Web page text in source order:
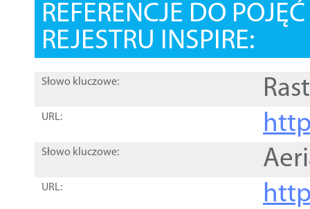
REFERENCJE DO
REJESTRU INSPIRE:
Słowo kluczowe:
URL:
Słowo kluczowe:
URL: